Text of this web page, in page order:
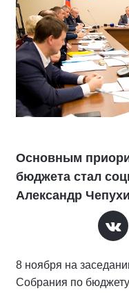
Основным
бюджета стал
Александр
8 ноября на
Собрания по